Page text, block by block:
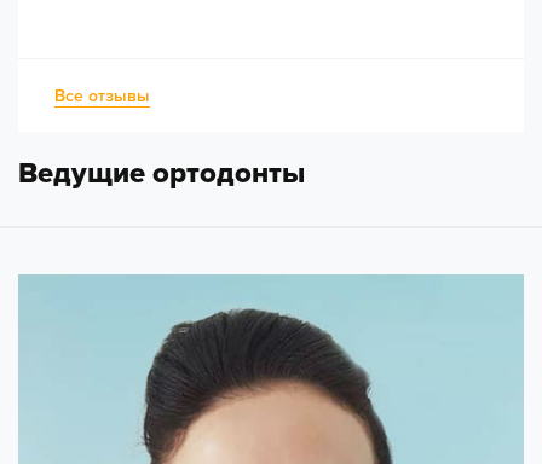
Все отзывы
Ведущие ортодонты